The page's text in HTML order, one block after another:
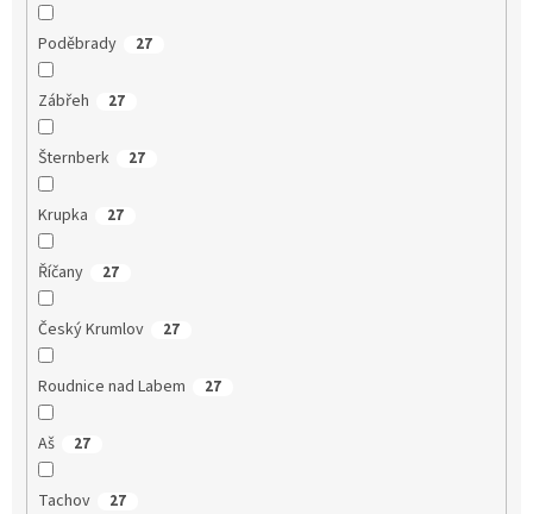
Poděbrady 27
Zábřeh 27
Šternberk 27
Krupka 27
Říčany 27
Český Krumlov 27
Roudnice nad Labem 27
Aš 27
Tachov 27